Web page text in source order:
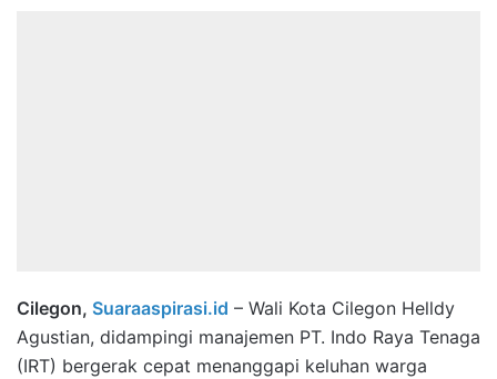
Cilegon, Suaraaspirasi.id – Wali Kota Cilegon Helldy
Agustian, didampingi manajemen PT. Indo Raya Tenaga
(IRT) bergerak cepat menanggapi keluhan warga